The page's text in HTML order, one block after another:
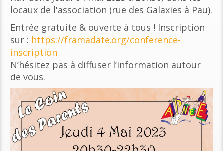
locaux de l'association (rue des Galaxies à Pau).
Entrée gratuite & ouverte à tous ! Inscription
sur : https://framadate.org/conference-
inscription
N’hésitez pas à diffuser l’information autour
de vous.